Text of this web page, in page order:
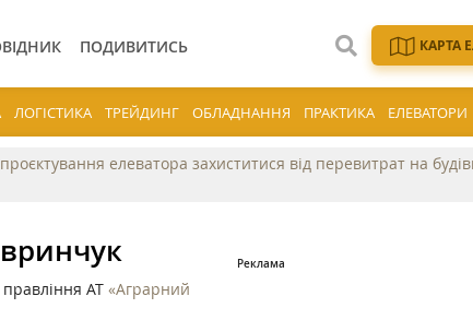
ПОДИВИТИСЬ КАРТА
ЛОГІСТИКА ТРЕЙДИНГ ОБЛАДНАННЯ ПРАКТИКА ЕЛЕВАТОРИ
елеватора захиститися від перевитрат на
АТ «Аграрний